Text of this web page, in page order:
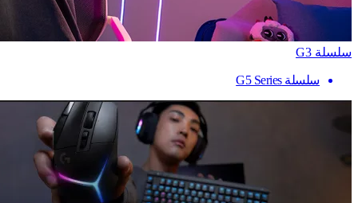
سلسلة G3
سلسلة G5 Series